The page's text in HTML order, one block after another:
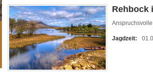
Rehbock
Jagdzeit: